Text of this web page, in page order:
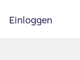
Einloggen